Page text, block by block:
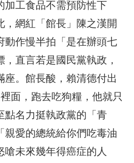
加工食品不需預防性下
，網紅「館長」陳之漢開
動作慢半拍「是在辦頭七
直言若是國民黨執政，
座。館長酸，賴清德付出
面，跑去吃狗糧，他就只
點名力挺執政黨的「青
親愛的總統給你們吃毒油
嗆未來幾年得癌症的人